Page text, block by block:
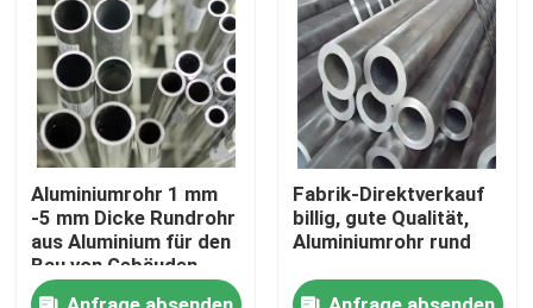
Produkte
Videos
Über uns
Werksbesichtigung
Aluminiumrohr 1 mm
-5 mm Dicke Rundrohr
aus Aluminium für den
Bau von Gebäuden
Fabrik-Direktverkauf
billig, gute Qualität,
Aluminiumrohr rund